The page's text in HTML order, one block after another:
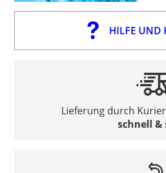
HILFE UND
Lieferung durch
schnell &